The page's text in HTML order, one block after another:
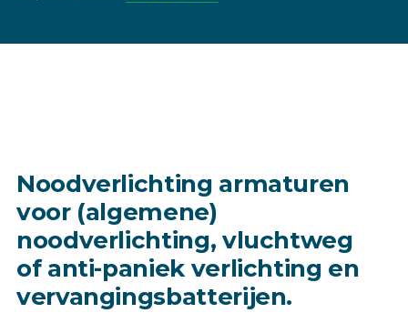
Noodverlichting armaturen
voor (algemene)
noodverlichting, vluchtweg
of anti-paniek verlichting en
vervangingsbatterijen.